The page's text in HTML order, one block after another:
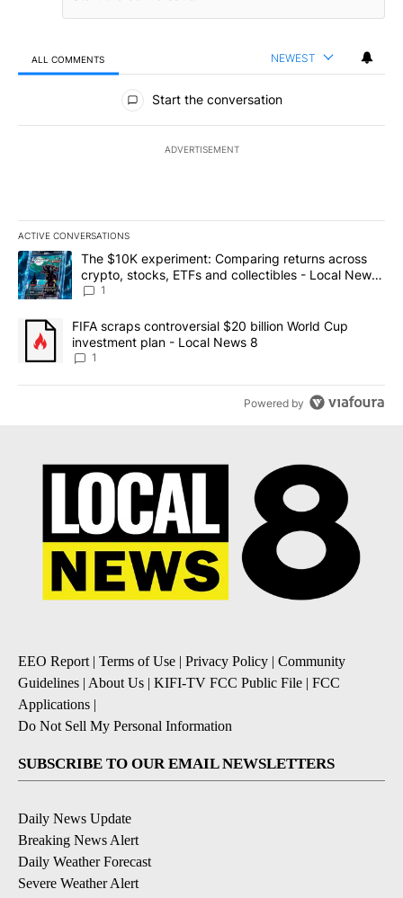
ALL COMMENTS NEWEST
All Comments
Start the conversation
ADVERTISEMENT
ACTIVE CONVERSATIONS
The following is a list of the most commented articles in the last
A trending article titled "The $10K experiment: Comparing
The $10K experiment: Comparing returns across
crypto, stocks, ETFs and collectibles - Local News
8
1
A trending article titled "FIFA scraps controversial $20 billion
FIFA scraps controversial $20 billion World Cup
investment plan - Local News 8
1
Powered by
EEO Report | Terms of Use | Privacy Policy | Community
Guidelines | About Us | KIFI-TV FCC Public File | FCC
Applications |
Do Not Sell My Personal Information
SUBSCRIBE TO OUR EMAIL NEWSLETTERS
Daily News Update
Breaking News Alert
Daily Weather Forecast
Severe Weather Alert